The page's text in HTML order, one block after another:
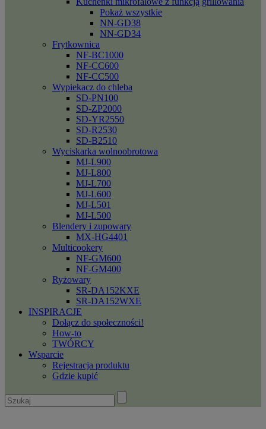
Pokaż wszystkie
NN-GD38
NN-GD34
Frytkownica
NF-BC1000
NF-CC600
NF-CC500
Wypiekacz do chleba
SD-PN100
SD-ZP2000
SD-YR2550
SD-R2530
SD-B2510
Wyciskarka wolnoobrotowa
MJ-L900
MJ-L800
MJ-L700
MJ-L600
MJ-L501
MJ-L500
Blendery i zupowary
MX-HG4401
Multicookery
NF-GM600
NF-GM400
Ryżowary
SR-DA152KXE
SR-DA152WXE
INSPIRACJE
Dołącz do społeczności!
How-to
TWÓRCY
Wsparcie
Rejestracja produktu
Gdzie kupić